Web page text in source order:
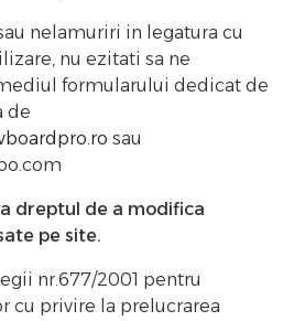
nelamuriri in legatura cu
nu ezitati sa ne
formularului dedicat de
de
sau
dreptul de a modifica
pe site.
nr.677/2001 pentru
cu privire la prelucrarea